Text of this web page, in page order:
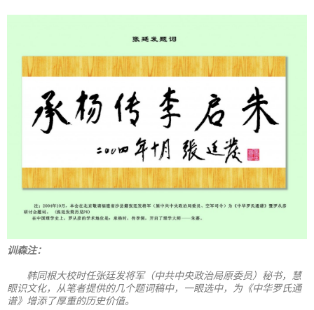
训森注：
韩同根大校时任张廷发将军（中共中央政治局原委员）秘书，慧
眼识文化，从笔者提供的几个题词稿中，一眼选中，为《中华罗氏通
谱》增添了厚重的历史价值。